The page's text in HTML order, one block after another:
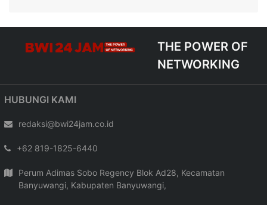
THE POWER OF
NETWORKING
HUBUNGI KAMI
redaksi@bwi24jam.co.id
+62 819-1825-6440
Perum Adimas Sobo Regency Blok Ad28, Kecamatan
Banyuwangi, Kabupaten Banyuwangi,